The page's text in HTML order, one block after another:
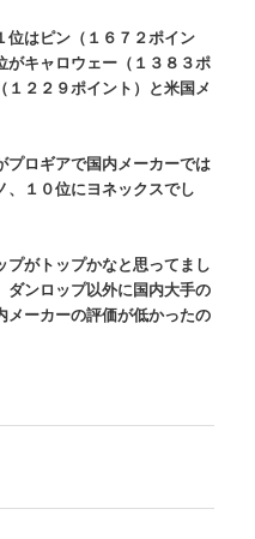
はピン（１６７２ポイン
がキャロウェー（１３８３ポ
２２９ポイント）と米国メ
ロギアで国内メーカーでは
、１０位にヨネックスでし
がトップかなと思ってまし
ンロップ以外に国内大手の
メーカーの評価が低かったの